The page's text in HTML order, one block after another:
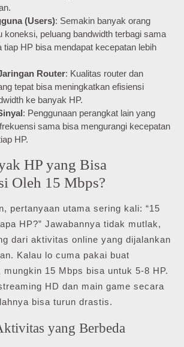
(Users): Semakin banyak orang
koneksi, peluang bandwidth terbagi sama
tiap HP bisa mendapat kecepatan lebih
Router: Kualitas router dan
tepat bisa meningkatkan efisiensi
ke banyak HP.
: Penggunaan perangkat lain yang
sama bisa mengurangi kecepatan
HP.
HP yang Bisa
Oleh 15 Mbps?
pertanyaan utama sering kali: “15
HP?” Jawabannya tidak mutlak,
dari aktivitas online yang dijalankan
Kalau lo cuma pakai buat
mungkin 15 Mbps bisa untuk 5-8 HP.
HD dan main game secara
bisa turun drastis.
yang Berbeda